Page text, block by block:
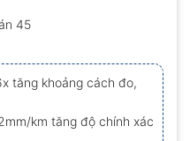
45
tăng khoảng cách đo,
km tăng độ chính xác